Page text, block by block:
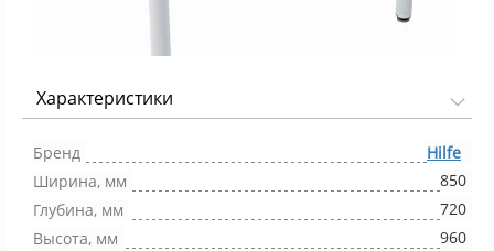
Характеристики
Бренд
Hilfe
Ширина, мм
850
Глубина, мм
720
Высота, мм
960